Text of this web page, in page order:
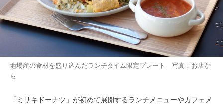
地場産の食材を盛り込んだランチタイム限定プレート 写真：お店か
ら
「ミサキドーナツ」が初めて展開するランチメニューやカフェメ